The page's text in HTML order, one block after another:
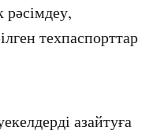
рәсімдеу,
техпаспорттар
азайтуға